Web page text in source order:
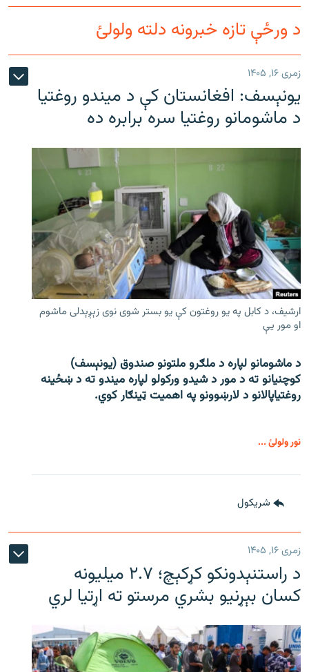
د ورځې تازه خبرونه دلته ولولئ
زمری ۱۶, ۱۴۰۵
یونېسف: افغانستان کې د میندو روغتیا
د ماشومانو روغتیا سره برابره ده
ارشیف، د کابل په یو روغتون کې یو بستر شوی نوی زېږېدلی ماشوم
او مور یې
د ماشومانو لپاره د ملګرو ملتونو صندوق (یونېسف)
کوچنیانو ته د مور د شیدو ورکولو لپاره میندو ته د ښځینه
روغتیاپالانو د لارښوونو په اهمیت ټینګار کوي.
نور ولولئ ...
شريکول
زمری ۱۶, ۱۴۰۵
د راستنېدونکو کړکېچ؛ ۲.۷ میلیونه
کسان بېړنیو بشري مرستو ته اړتیا لري